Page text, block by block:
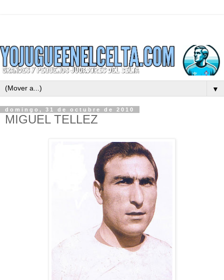
▼
domingo, 31 de octubre de 2010
MIGUEL TELLEZ